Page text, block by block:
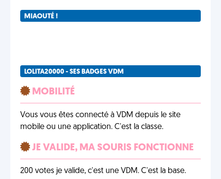
MIAOUTÉ !
LOLITA20000 - SES BADGES VDM
MOBILITÉ
Vous vous êtes connecté à VDM depuis le site
mobile ou une application. C'est la classe.
JE VALIDE, MA SOURIS FONCTIONNE
200 votes je valide, c'est une VDM. C'est la base.